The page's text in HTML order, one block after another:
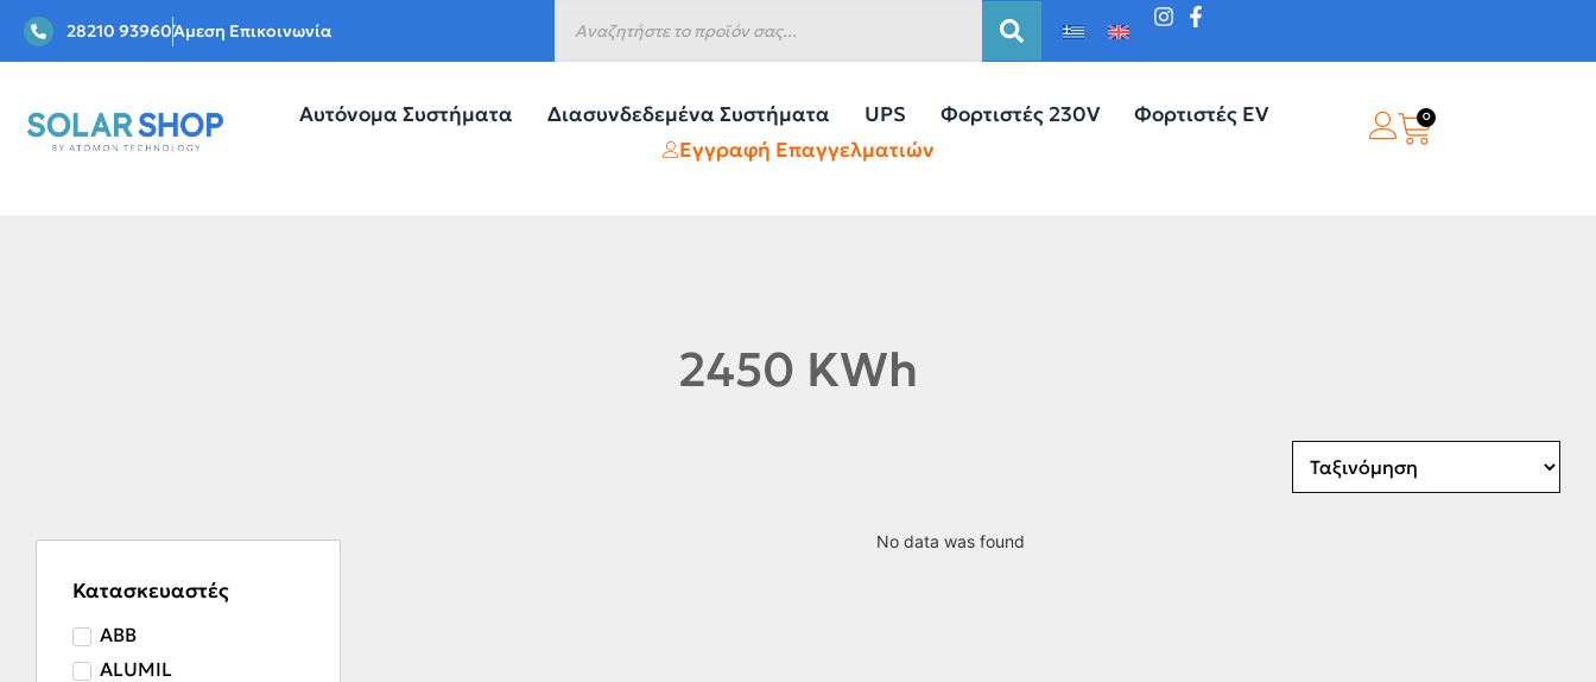
28210 93960Άμεση Επικοινωνία
Αυτόνομα Συστήματα Διασυνδεδεμένα Συστήματα UPS Φορτιστές 230V
Φορτιστές EV
Εγγραφή Επαγγελματιών
0
2450 KWh
Κατασκευαστές
ABB
ALUMIL
No data was found